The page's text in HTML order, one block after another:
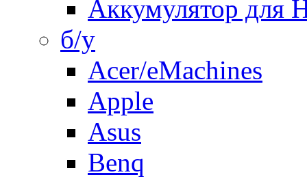
Аккумулятор для
б/у
Acer/eMachines
Apple
Asus
Benq